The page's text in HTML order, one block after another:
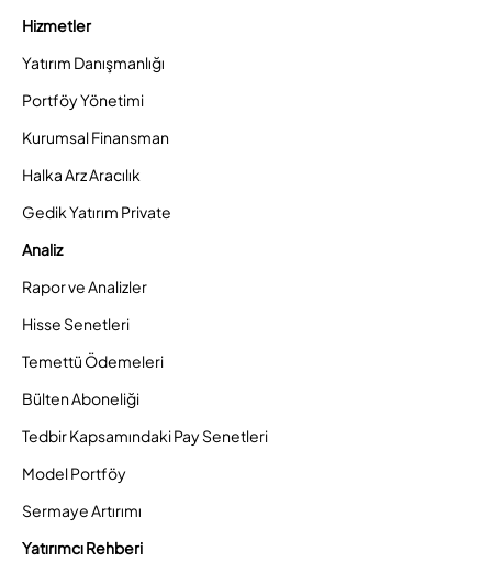
Hizmetler
Yatırım Danışmanlığı
Portföy Yönetimi
Kurumsal Finansman
Halka Arz Aracılık
Gedik Yatırım Private
Analiz
Rapor ve Analizler
Hisse Senetleri
Temettü Ödemeleri
Bülten Aboneliği
Tedbir Kapsamındaki Pay Senetleri
Model Portföy
Sermaye Artırımı
Yatırımcı Rehberi